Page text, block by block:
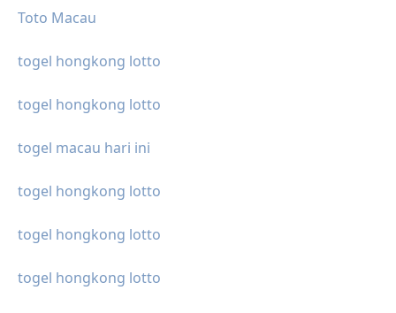
Toto Macau
togel hongkong lotto
togel hongkong lotto
togel macau hari ini
togel hongkong lotto
togel hongkong lotto
togel hongkong lotto